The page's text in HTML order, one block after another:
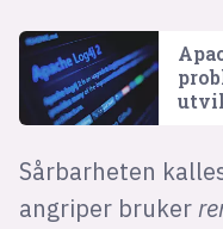
Sårbarheten
angriper bruker